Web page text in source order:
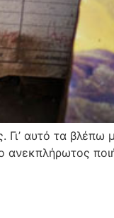
Γι’ αυτό τα